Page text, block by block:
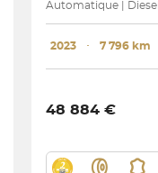
Automatique | Diesel
2023 ･ 7 796 km
48 884 €